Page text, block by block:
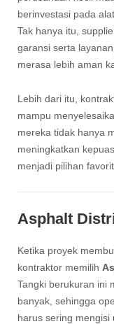
berinvestasi pada
Tak hanya itu,
garansi serta
merasa lebih aman
Lebih dari itu,
mampu
mereka tidak hanya
meningkatkan
menjadi pilihan
Asphalt
Ketika proyek
kontraktor memilih
Tangki berukuran ini
banyak, sehingga
harus sering mengisi